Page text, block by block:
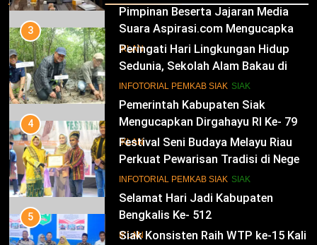
Pimpinan Beserta Jajaran Media
Suara Aspirasi.com Mengucapkan
Selamat HUT RI Ke-79
IKLAN
13
Pemerintah Kabupaten Siak
Mengucapkan Dirgahayu RI Ke- 79
IKLAN
14
Selamat Hari Jadi Kabupaten
Bengkalis Ke- 512
IKLAN
3
Peringati Hari Lingkungan Hidup
Sedunia, Sekolah Alam Bakau di
Siak Cetak Generasi Penjaga
Pesisir
INFOTORIAL PEMKAB SIAK SIAK
4
Festival Seni Budaya Melayu Riau
Perkuat Pewarisan Tradisi di Negeri
Istana
INFOTORIAL PEMKAB SIAK SIAK
5
Siak Konsisten Raih WTP ke-15 Kali